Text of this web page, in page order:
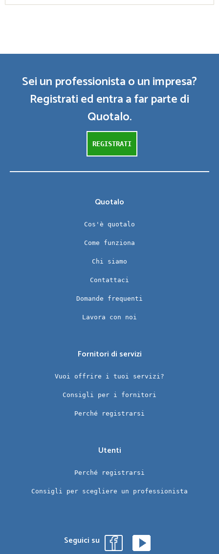
Sei un professionista o un impresa?
Registrati ed entra a far parte di
Quotalo.
REGISTRATI
Quotalo
Cos'è quotalo
Come funziona
Chi siamo
Contattaci
Domande frequenti
Lavora con noi
Fornitori di servizi
Vuoi offrire i tuoi servizi?
Consigli per i fornitori
Perché registrarsi
Utenti
Perché registrarsi
Consigli per scegliere un professionista
Seguici su